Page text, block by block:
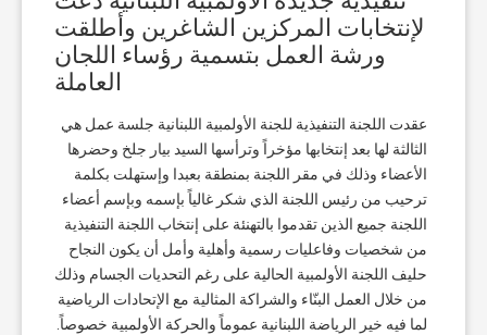
لإنتخابات المركزين الشاغرين وأطلقت
ورشة العمل بتسمية رؤساء اللجان
العاملة
عقدت اللجنة التنفيذية للجنة الأولمبية اللبنانية جلسة عمل هي
الثالثة لها بعد إنتخابها مؤخراً وترأسها السيد بيار جلخ وحضرها
الأعضاء وذلك في مقر اللجنة بمنطقة بعبدا وإستهلت بكلمة
ترحيب من رئيس اللجنة الذي شكر غالياً بإسمه وبإسم أعضاء
اللجنة جميع الذين تقدموا بالتهنئة على إنتخاب اللجنة التنفيذية
من شخصيات وفاعليات رسمية وأهلية وأمل أن يكون النجاح
حليف اللجنة الأولمبية الحالية على رغم التحديات الجسام وذلك
من خلال العمل البنّاء والشراكة المثالية مع الإتحادات الرياضية
لما فيه خير الرياضة اللبنانية عموماً والحركة الأولمبية خصوصاً.